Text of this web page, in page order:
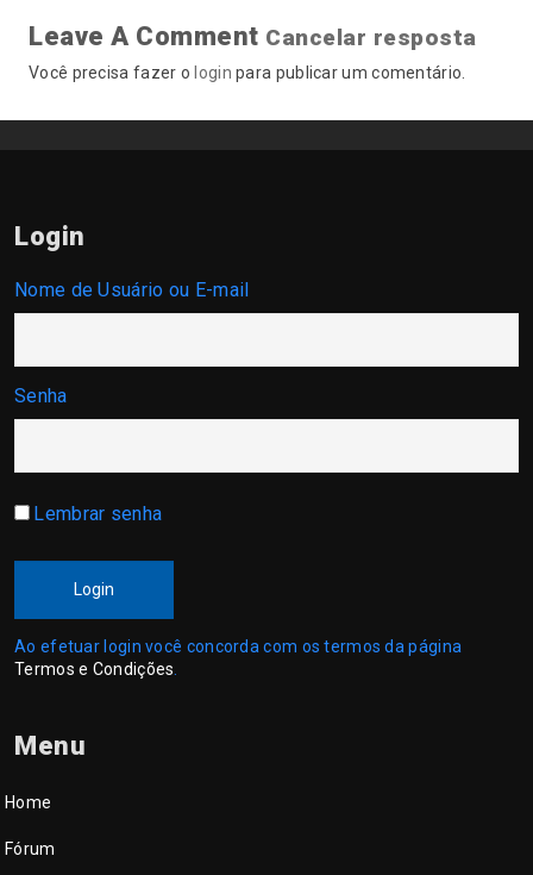
Leave A Comment Cancelar resposta
Você precisa fazer o login para publicar um comentário.
Login
Nome de Usuário ou E-mail
Senha
Lembrar senha
Login
Ao efetuar login você concorda com os termos da página
Termos e Condições
Menu
Home
Fórum